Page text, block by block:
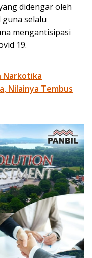
didengar oleh
selalu
mengantisipasi
19.
Narkotika
Nilainya Tembus